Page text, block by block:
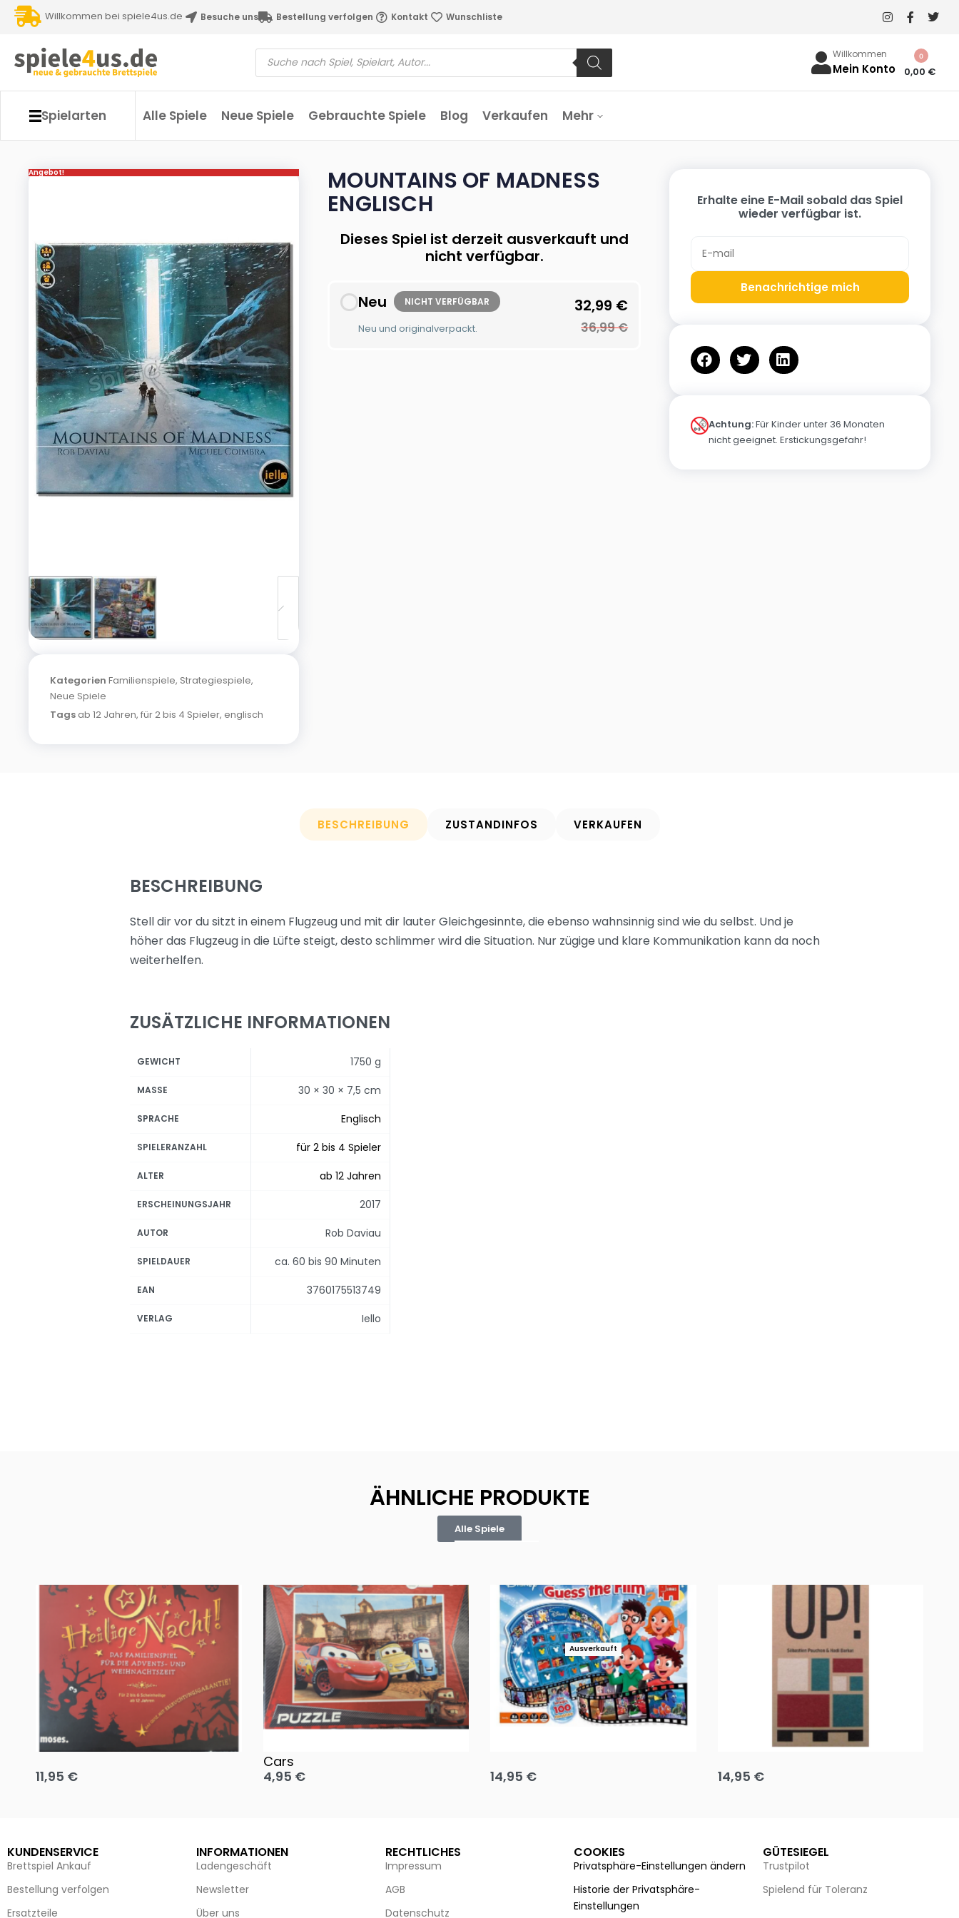
Willkommen bei spiele4us.de Besuche uns Bestellung verfolgen Kontakt Wunschliste
Willkommen
Mein Konto 0,00 €
0
Spielarten Alle Spiele Neue Spiele Gebrauchte Spiele Blog Verkaufen Mehr
Angebot!
Kategorien Familienspiele, Strategiespiele,
Neue Spiele
Tags ab 12 Jahren, für 2 bis 4 Spieler, englisch
MOUNTAINS OF MADNESS
ENGLISCH
Dieses Spiel ist derzeit ausverkauft und
nicht verfügbar.
Neu NICHT VERFÜGBAR
Neu und originalverpackt.
32,99 €
36,99€
Erhalte eine E-Mail sobald das Spiel
wieder verfügbar ist.
Benachrichtige mich
Achtung:Für Kinder unter 36 Monaten
nicht geeignet. Erstickungsgefahr!
BESCHREIBUNG ZUSTANDINFOS VERKAUFEN
BESCHREIBUNG
Stell dir vor du sitzt in einem Flugzeug und mit dir lauter Gleichgesinnte, die ebenso wahnsinnig sind wie du selbst. Und je
höher das Flugzeug in die Lüfte steigt, desto schlimmer wird die Situation. Nur zügige und klare Kommunikation kann da noch
weiterhelfen.
ZUSÄTZLICHE INFORMATIONEN
GEWICHT 1750 g
MASSE 30 × 30 × 7,5 cm
SPRACHE Englisch
SPIELERANZAHL für 2 bis 4 Spieler
ALTER ab 12 Jahren
ERSCHEINUNGSJAHR 2017
AUTOR Rob Daviau
SPIELDAUER ca. 60 bis 90 Minuten
EAN 3760175513749
VERLAG Iello
ÄHNLICHE PRODUKTE
Alle Spiele
Oh, heilige Nacht!
11,95 €
Cars
4,95 €
Ausverkauft
14,95 €
Team up
14,95 €
KUNDENSERVICE
Brettspiel Ankauf
Bestellung verfolgen
Ersatzteile
INFORMATIONEN
Ladengeschäft
Newsletter
Über uns
RECHTLICHES
Impressum
AGB
Datenschutz
COOKIES
Privatsphäre-Einstellungen ändern
Historie der Privatsphäre-
Einstellungen
GÜTESIEGEL
Trustpilot
Spielend für Toleranz